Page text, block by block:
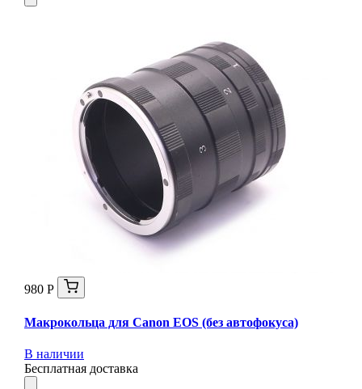
980 Р
Макрокольца для Canon EOS (без автофокуса)
В наличии
Бесплатная доставка